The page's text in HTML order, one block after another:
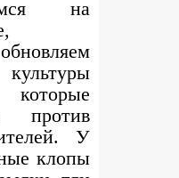
на
против
У
клопы